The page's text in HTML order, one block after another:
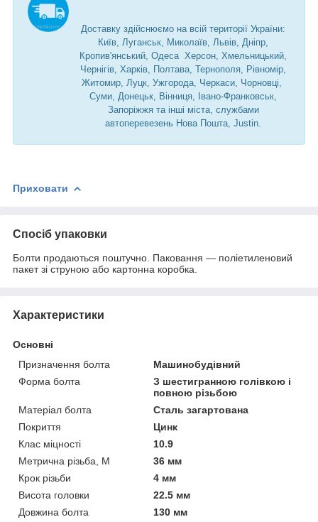
Доставку здійснюємо на всій території України:
Київ, Луганськ, Миколаїв, Львів, Дніпр,
Кропив'янський, Одеса Херсон, Хмельницький,
Чернігів, Харків, Полтава, Тернополя, Рівномір,
Житомир, Луцк, Ужгорода, Черкаси, Чорновці,
Суми, Донецьк, Вінниця, Івано-Франковськ,
Запоріжжя та інші міста, службами
автоперевезень Нова Пошта, Justin.
Приховати
Спосіб упаковки
Болти продаються поштучно. Паковання — поліетиленовий
пакет зі струною або картонна коробка.
Характеристики
Основні
Призначення болта
Машинобудівний
Форма болта
З шестигранною голівкою і
повною різьбою
Матеріал болта
Сталь загартована
Покриття
Цинк
Клас міцності
10.9
Метрична різьба, М
36 мм
Крок різьби
4 мм
Висота головки
22.5 мм
Довжина болта
130 мм